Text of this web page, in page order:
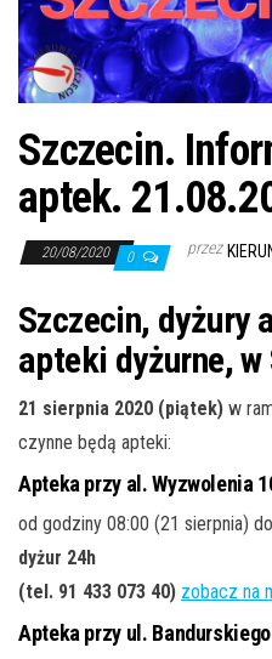
Szczecin.
aptek.
20/08/2020 0 przez
Szczecin, dyżury
apteki dyżurne,
21 sierpnia 2020 (piątek) w
czynne będą apteki:
Apteka przy al. Wyzwolenia
od godziny 08:00 (21 sierpnia)
dyżur 24h
(tel. 91 433 073 40) zobacz na
Apteka przy ul.